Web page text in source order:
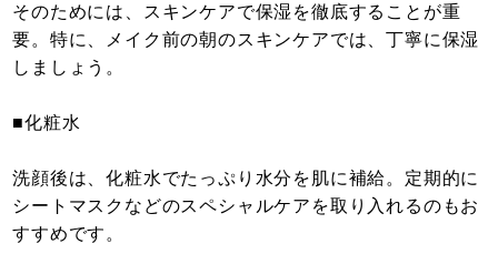
そのためには、スキンケアで保湿を徹底することが重
要。特に、メイク前の朝のスキンケアでは、丁寧に保湿
しましょう。
■化粧水
洗顔後は、化粧水でたっぷり水分を肌に補給。定期的に
シートマスクなどのスペシャルケアを取り入れるのもお
すすめです。